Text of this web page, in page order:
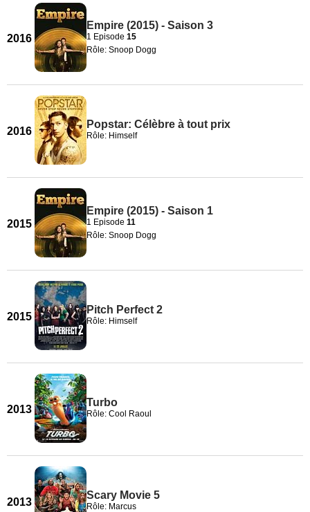
2016
Empire (2015) - Saison 3
1 Episode 15
Rôle: Snoop Dogg
2016
Popstar: Célèbre à tout prix
Rôle: Himself
2015
Empire (2015) - Saison 1
1 Episode 11
Rôle: Snoop Dogg
2015
Pitch Perfect 2
Rôle: Himself
2013
Turbo
Rôle: Cool Raoul
2013
Scary Movie 5
Rôle: Marcus